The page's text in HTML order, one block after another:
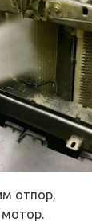
отпор,